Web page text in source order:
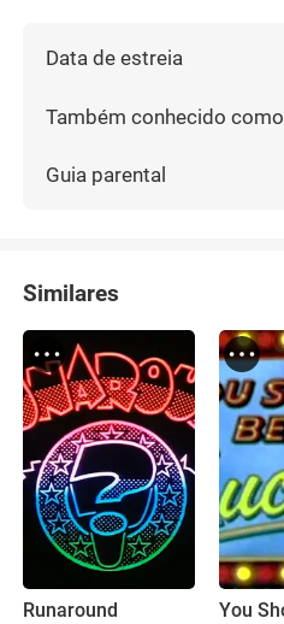
Data de estreia
Também conhecido como
Guia parental
Similares
Runaround